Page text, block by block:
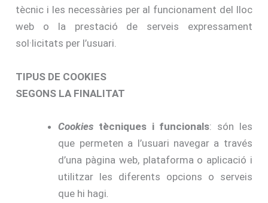
tècnic i les necessàries per al funcionament del lloc
web o la prestació de serveis expressament
sol·licitats per l’usuari.
TIPUS DE COOKIES
SEGONS LA FINALITAT
Cookies tècniques i funcionals: són les
que permeten a l’usuari navegar a través
d’una pàgina web, plataforma o aplicació i
utilitzar les diferents opcions o serveis
que hi hagi